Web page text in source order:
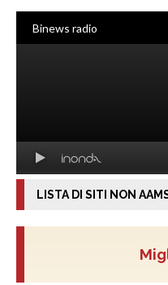
LISTA DI SITI NON